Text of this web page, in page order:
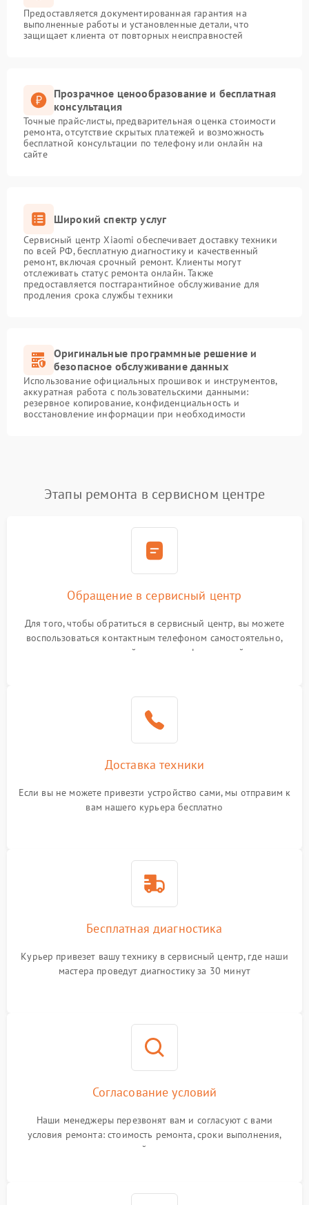
Предоставляется документированная гарантия на
выполненные работы и установленные детали, что
защищает клиента от повторных неисправностей
Прозрачное ценообразование и бесплатная
консультация
Точные прайс-листы, предварительная оценка стоимости
ремонта, отсутствие скрытых платежей и возможность
бесплатной консультации по телефону или онлайн на
сайте
Широкий спектр услуг
Сервисный центр Xiaomi обеспечивает доставку техники
по всей РФ, бесплатную диагностику и качественный
ремонт, включая срочный ремонт. Клиенты могут
отслеживать статус ремонта онлайн. Также
предоставляется постгарантийное обслуживание для
продления срока службы техники
Оригинальные программные решение и
безопасное обслуживание данных
Использование официальных прошивок и инструментов,
аккуратная работа с пользовательскими данными:
резервное копирование, конфиденциальность и
восстановление информации при необходимости
Этапы ремонта в сервисном центре
Обращение в сервисный центр
Для того, чтобы обратиться в сервисный центр, вы можете
воспользоваться контактным телефоном самостоятельно,
или оставить свой номер телефона на сайте
Доставка техники
Если вы не можете привезти устройство сами, мы отправим к
вам нашего курьера бесплатно
Бесплатная диагностика
Курьер привезет вашу технику в сервисный центр, где наши
мастера проведут диагностику за 30 минут
Согласование условий
Наши менеджеры перезвонят вам и согласуют с вами
условия ремонта: стоимость ремонта, сроки выполнения,
гарантийные условия